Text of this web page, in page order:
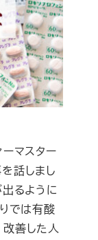
マスター
話しまし
るように
では有酸
善した人